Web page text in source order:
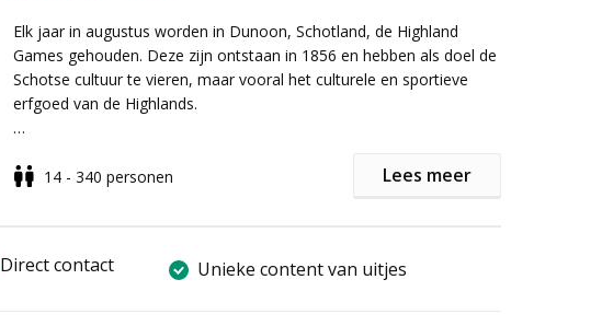
Praktische info:Het programma The ‘MASTER BANK’ escape is
een indoor of outdoor programma. Is een beetje te zien welk weer
het is de dag zelf of wat je zelf verkiest!
Elk jaar in augustus worden in Dunoon, Schotland, de Highland
Games gehouden. Deze zijn ontstaan in 1856 en hebben als doel de
Schotse cultuur te vieren, maar vooral het culturele en sportieve
erfgoed van de Highlands.
grote families elkaar ontmoeten. U wordt begroet door het geluid
gooien, races in zakken ..., de vele proeven volgen elkaar op tijdens
14 - 340 personen Lees meer
Direct contact Unieke content van uitjes